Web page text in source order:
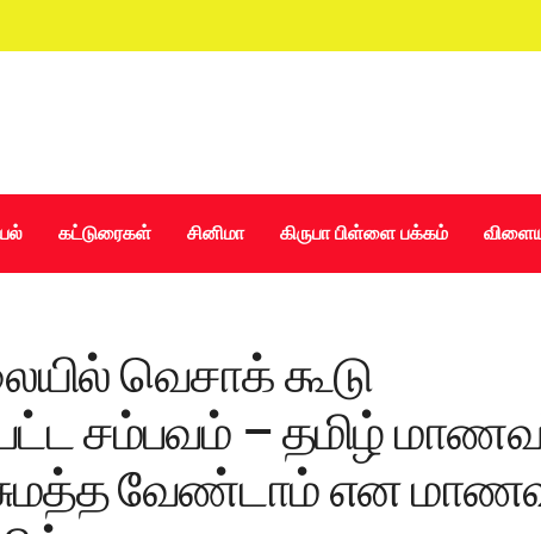
கட்டுரைகள் சினிமா கிருபா பிள்ளை பக்கம்
வெசாக் கூடு
சம்பவம் – தமிழ்
சுமத்த வேண்டாம் என